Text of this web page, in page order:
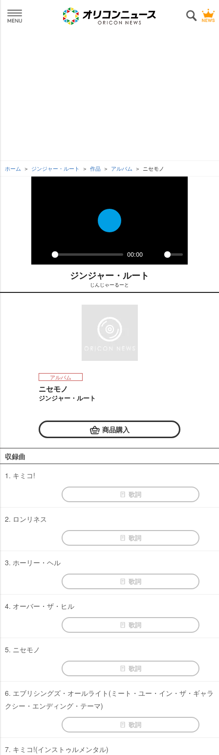
ホーム ジンジャー・ルート 作品 アルバム ニセモノ
P
y
00:00
M
e
P
ジンジャー・ルート
じんじゃーるーと
アルバム
ニセモノ
ジンジャー・ルート
商品購入
収録曲
1. キミコ!
歌詞
2. ロンリネス
歌詞
3. ホーリー・ヘル
歌詞
4. オーバー・ザ・ヒル
歌詞
5. ニセモノ
歌詞
6. エブリシングズ・オールライト(ミート・ユー・イン・ザ・ギャラ
クシー・エンディング・テーマ)
歌詞
7. キミコ!(インストゥルメンタル)